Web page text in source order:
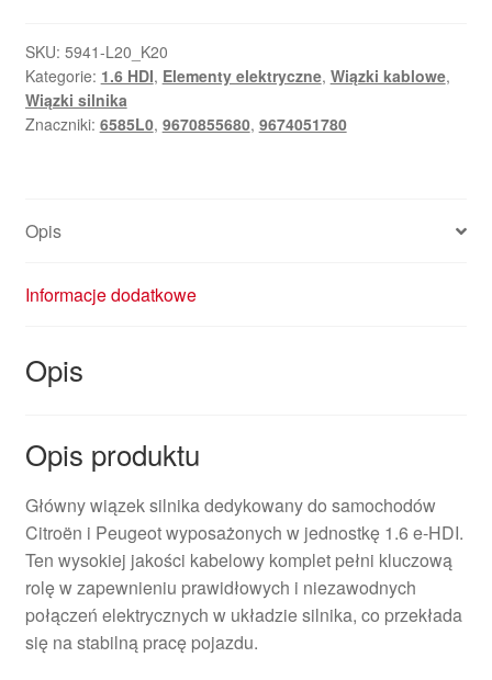
CITROEN
C4
PICASSO
9674051780
SKU: 5941-L20_K20
Kategorie: 1.6 HDI, Elementy elektryczne, Wiązki kablowe,
Wiązki silnika
Znaczniki: 6585L0, 9670855680, 9674051780
Opis
Informacje dodatkowe
Opis
Opis produktu
Główny wiązek silnika dedykowany do samochodów
Citroën i Peugeot wyposażonych w jednostkę 1.6 e-HDI.
Ten wysokiej jakości kabelowy komplet pełni kluczową
rolę w zapewnieniu prawidłowych i niezawodnych
połączeń elektrycznych w układzie silnika, co przekłada
się na stabilną pracę pojazdu.